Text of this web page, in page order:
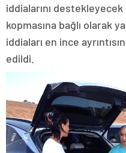
iddialarını
kopmasına bağlı olarak
iddiaları en ince
edildi.